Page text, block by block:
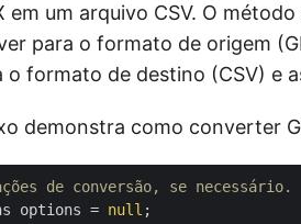
em um arquivo CSV. O
para o formato de origem
formato de destino (CSV) e
demonstra como converter
de conversão, se necessário.
options = null ;